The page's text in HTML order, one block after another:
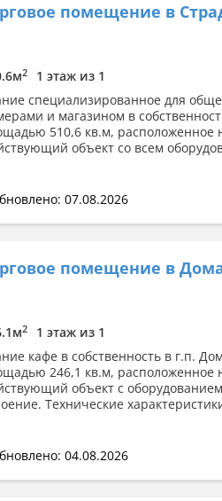
помещение в
2
1 этаж из 1
специализированное для
и магазином в
510,6 кв.м, расположенное
объект со всем
07.08.2026
помещение в
2
1 этаж из 1
кафе в собственность в г.п.
246,1 кв.м, расположенное
объект с
Технические
04.08.2026